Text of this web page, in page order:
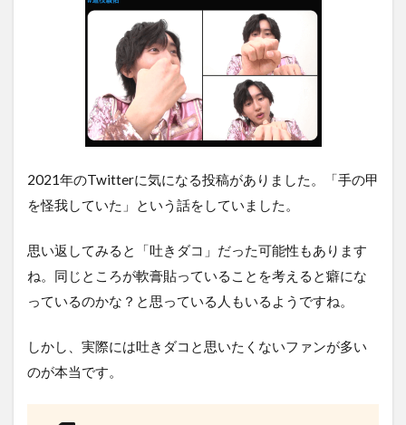
2021年のTwitterに気になる投稿がありました。「手の甲
を怪我していた」という話をしていました。
思い返してみると「吐きダコ」だった可能性もあります
ね。同じところが軟膏貼っていることを考えると癖にな
っているのかな？と思っている人もいるようですね。
しかし、実際には吐きダコと思いたくないファンが多い
のが本当です。